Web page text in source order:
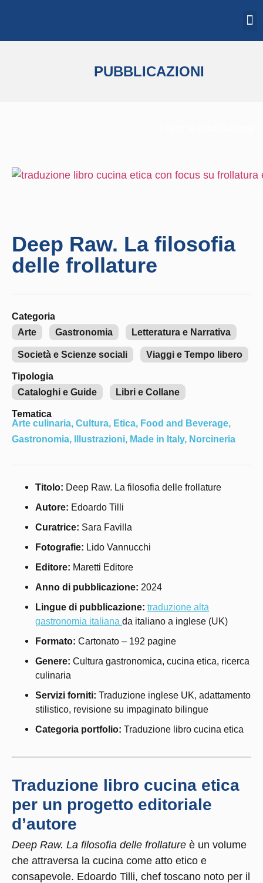
PUBBLICAZIONI
Deep Raw. La filosofia
delle frollature
Categoria
Arte
Gastronomia Letteratura e Narrativa
Società e Scienze sociali Viaggi e Tempo libero
Tipologia
Cataloghi e Guide
Libri e Collane
Tematica
Arte culinaria, Cultura, Etica, Food and Beverage,
Gastronomia, Illustrazioni, Made in Italy, Norcineria
Titolo: Deep Raw. La filosofia delle frollature
Autore: Edoardo Tilli
Curatrice: Sara Favilla
Fotografie: Lido Vannucchi
Editore: Maretti Editore
Anno di pubblicazione: 2024
Lingue di pubblicazione: traduzione alta
gastronomia italiana da italiano a inglese (UK)
Formato: Cartonato – 192 pagine
Genere: Cultura gastronomica, cucina etica, ricerca
culinaria
Servizi forniti: Traduzione inglese UK, adattamento
stilistico, revisione su impaginato bilingue
Categoria portfolio: Traduzione libro cucina etica
Traduzione libro cucina etica
per un progetto editoriale
d’autore
Deep Raw. La filosofia delle frollature è un volume
che attraversa la cucina come atto etico e
consapevole. Edoardo Tilli, chef toscano noto per il